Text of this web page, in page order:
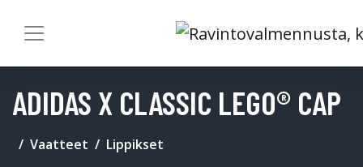
ADIDAS X CLASSIC LEGO® CAP
Vaatteet Lippikset